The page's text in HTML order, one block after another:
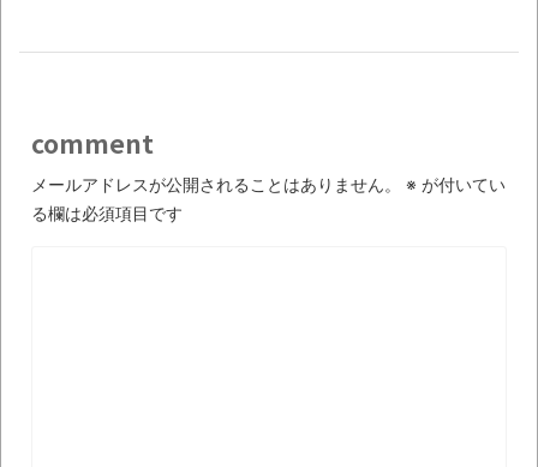
全方位青い芝包囲網すぎて色々見失う、新
見ていると！悲しくなってしまう猫の画像
Powered by livedoor 相互RSS
comment
メールアドレスが公開されることはありません。 ※ が付いてい
る欄は必須項目です